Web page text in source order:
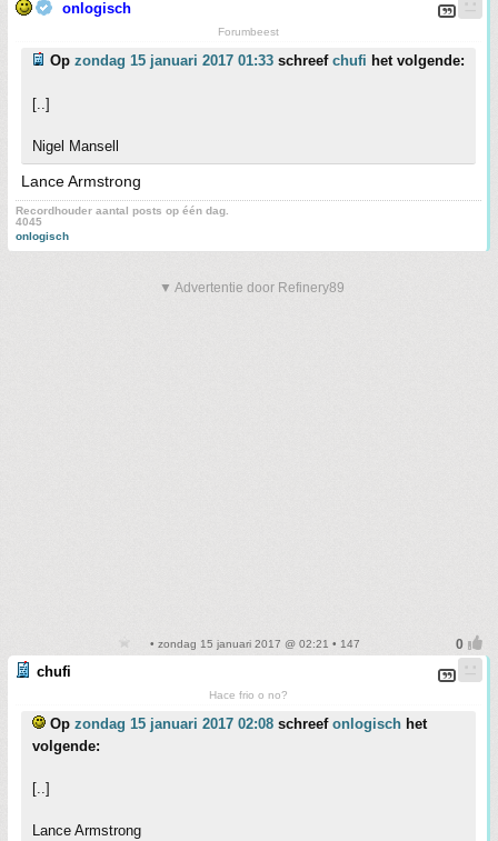
onlogisch
Forumbeest
Op zondag 15 januari 2017 01:33 schreef chufi het volgende:
[..]
Nigel Mansell
Lance Armstrong
Recordhouder aantal posts op één dag.
4045
onlogisch
▼ Advertentie door Refinery89
• zondag 15 januari 2017 @ 02:21 • 147
chufi
Hace frio o no?
Op zondag 15 januari 2017 02:08 schreef onlogisch het
volgende:
[..]
Lance Armstrong